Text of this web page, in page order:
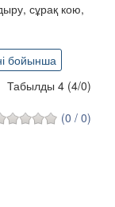
сұрақ кою,
бойынша
Табылды 4 (4/0)
(0 / 0)